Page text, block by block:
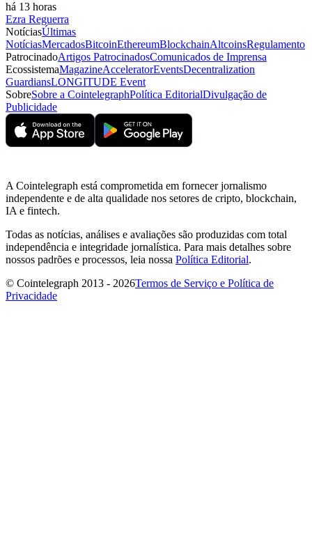
há 13 horas
Ezra Reguerra
NotíciasÚltimas
NotíciasMercadosBitcoinEthereumBlockchainAltcoinsRegulamento
PatrocinadoArtigos PatrocinadosComunicados de Imprensa
EcossistemaMagazineAcceleratorEventsDecentralization
GuardiansLONGITUDE Event
SobreSobre a CointelegraphPolítica EditorialDivulgação de
Publicidade
A Cointelegraph está comprometida em fornecer jornalismo
independente e de alta qualidade nos setores de cripto, blockchain,
IA e fintech.
Todas as notícias, análises e avaliações são produzidas com total
independência e integridade jornalística. Para mais detalhes sobre
nossos padrões e processos, leia nossa Política Editorial.
© Cointelegraph 2013 - 2026Termos de Serviço e Política de
Privacidade